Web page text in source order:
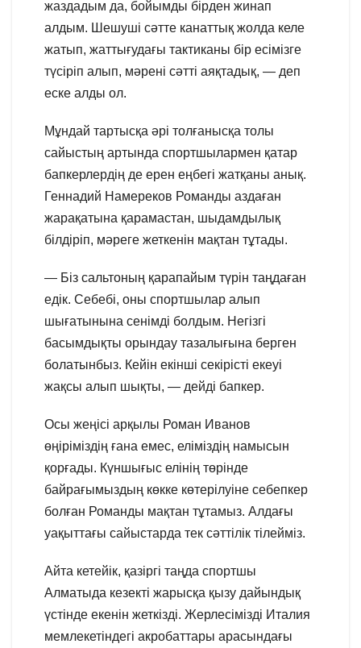
жаздадым да, бойымды бірден жинап
алдым. Шешуші сәтте канаттық жолда келе
жатып, жаттығудағы тактиканы бір есімізге
түсіріп алып, мәрені сәтті аяқтадық, — деп
еске алды ол.
Мұндай тартысқа әрі толғанысқа толы
сайыстың артында спортшылармен қатар
бапкерлердің де ерен еңбегі жатқаны анық.
Геннадий Намереков Романды аздаған
жарақатына қарамастан, шыдамдылық
білдіріп, мәреге жеткенін мақтан тұтады.
— Біз сальтоның қарапайым түрін таңдаған
едік. Себебі, оны спортшылар алып
шығатынына сенімді болдым. Негізгі
басымдықты орындау тазалығына берген
болатынбыз. Кейін екінші секірісті екеуі
жақсы алып шықты, — дейді бапкер.
Осы жеңісі арқылы Роман Иванов
өңіріміздің ғана емес, еліміздің намысын
қорғады. Күншығыс елінің төрінде
байрағымыздың көкке көтерілуіне себепкер
болған Романды мақтан тұтамыз. Алдағы
уақыттағы сайыстарда тек сәттілік тілейміз.
Айта кетейік, қазіргі таңда спортшы
Алматыда кезекті жарысқа қызу дайындық
үстінде екенін жеткізді. Жерлесімізді Италия
мемлекетіндегі акробаттары арасындағы